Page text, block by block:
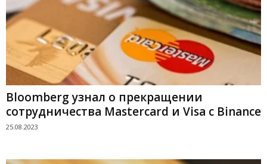
Bloomberg узнал о прекращении
сотрудничества Mastercard и Visa с Binance
25.08.2023